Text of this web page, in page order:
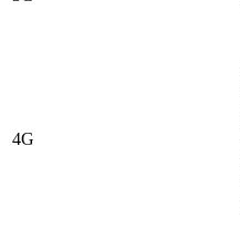
4G